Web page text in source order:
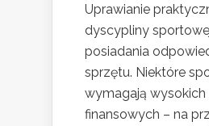
Uprawianie
dyscypliny
posiadania
sprzętu. Niektóre
wymagają wysokich
finansowych – na